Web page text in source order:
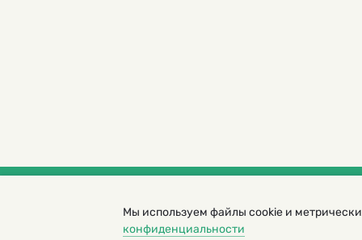
© 2000 – 2026. Кукумбер. Литературный
Копирование материалов возможно только с
Мы используем файлы cookie и
конфиденциальности